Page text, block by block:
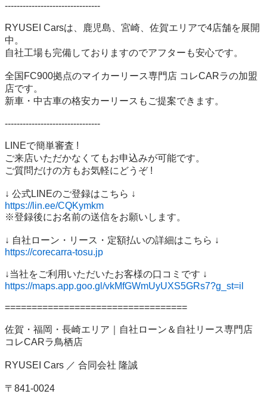
--------------------------------
RYUSEI Carsは、鹿児島、宮崎、佐賀エリアで4店舗を展開
中。
自社工場も完備しておりますのでアフターも安心です。
全国FC900拠点のマイカーリース専門店 コレCARラの加盟
店です。
新車・中古車の格安カーリースもご提案できます。
--------------------------------
LINEで簡単審査 !
ご来店いただかなくてもお申込みが可能です。
ご質問だけの方もお気軽にどうぞ !
https://lin.ee/CQKymkm
※登録後にお名前の送信をお願いします。
https://corecarra-tosu.jp
https://maps.app.goo.gl/vkMfGWmUyUXS5GRs7?g_st=il
==================================
佐賀・福岡・長崎エリア｜自社ローン＆自社リース専門店
コレCARラ鳥栖店
RYUSEI Cars ／ 合同会社 隆誠
〒841-0024